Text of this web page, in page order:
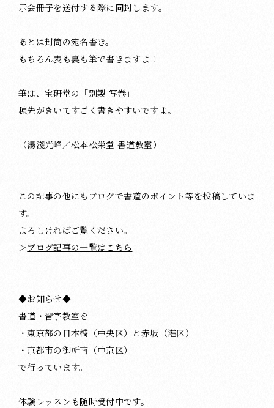
示会冊子を送付する際に同封します。
あとは封筒の宛名書き。
もちろん表も裏も筆で書きますよ！
筆は、宝研堂の「別製 写巻」
穂先がきいてすごく書きやすいですよ。
（湯淺光峰／松本松栄堂 書道教室）
この記事の他にもブログで書道のポイント等を投稿していま
す。
よろしければご覧ください。
＞ ブログ記事の一覧はこちら
◆お知らせ◆
書道・習字教室を
・東京都の日本橋（中央区）と赤坂（港区）
・京都市の御所南（中京区）
で行っています。
体験レッスンも随時受付中です。